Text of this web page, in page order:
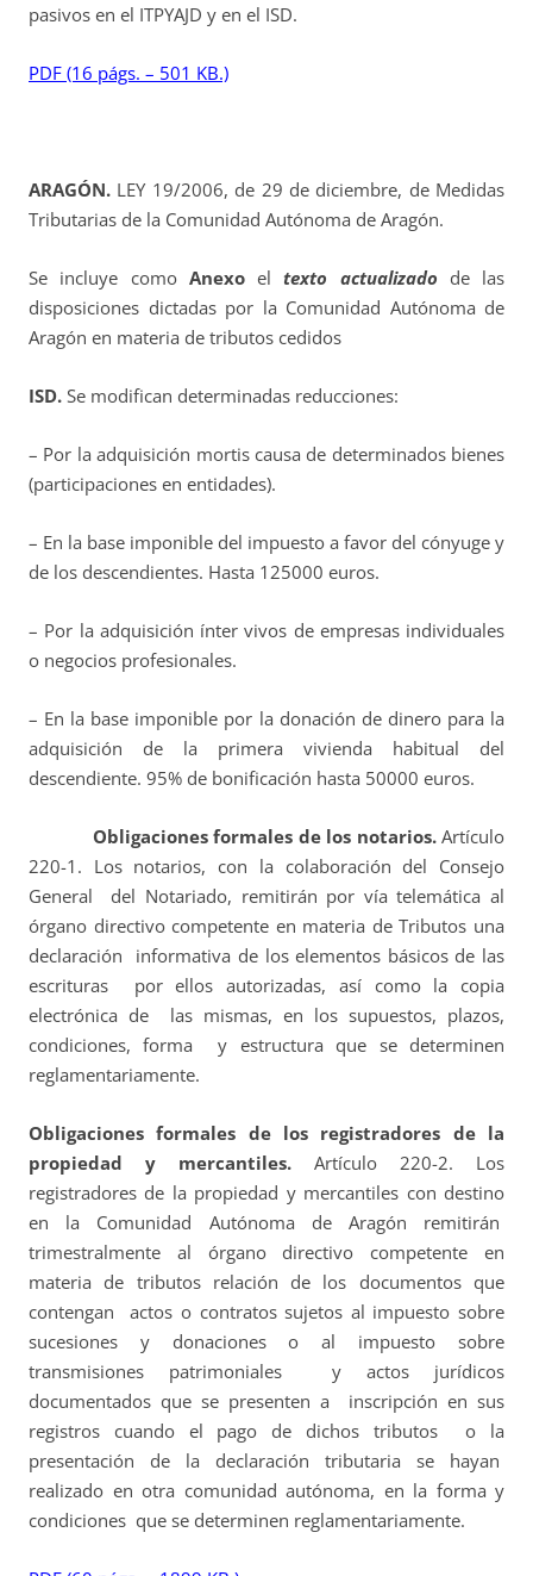
pasivos en el ITPYAJD y en el ISD.
PDF (16 págs. – 501 KB.)
ARAGÓN. LEY 19/2006, de 29 de diciembre, de Medidas
Tributarias de la Comunidad Autónoma de Aragón.
Se incluye como Anexoeltexto actualizado de las
disposiciones dictadas por la Comunidad Autónoma de
Aragón en materia de tributos cedidos
ISD. Se modifican determinadas reducciones:
– Por la adquisición mortis causa de determinados bienes
(participaciones en entidades).
– En la base imponible del impuesto a favor del cónyuge y
de los descendientes. Hasta 125000 euros.
– Por la adquisición ínter vivos de empresas individuales
o negocios profesionales.
– En la base imponible por la donación de dinero para la
adquisición de la primera vivienda habitual del
descendiente. 95% de bonificación hasta 50000 euros.
Obligaciones formales de los notarios.Artículo
220-1. Los notarios, con la colaboración del Consejo
General del Notariado, remitirán por vía telemática al
órgano directivo competente en materia de Tributos una
declaración informativa de los elementos básicos de las
escrituras por ellos autorizadas, así como la copia
electrónica de las mismas, en los supuestos, plazos,
condiciones, forma y estructura que se determinen
reglamentariamente.
Obligaciones formales de los registradores de la
propiedad y mercantiles.
Artículo 220-2. Los
registradores de la propiedad y mercantiles con destino
en la Comunidad Autónoma de Aragón remitirán
trimestralmente al órgano directivo competente en
materia de tributos relación de los documentos que
contengan actos o contratos sujetos al impuesto sobre
sucesiones y donaciones o al impuesto sobre
transmisiones patrimoniales y actos jurídicos
documentados que se presenten a inscripción en sus
registros cuando el pago de dichos tributos o la
presentación de la declaración tributaria se hayan
realizado en otra comunidad autónoma, en la forma y
condiciones que se determinen reglamentariamente.